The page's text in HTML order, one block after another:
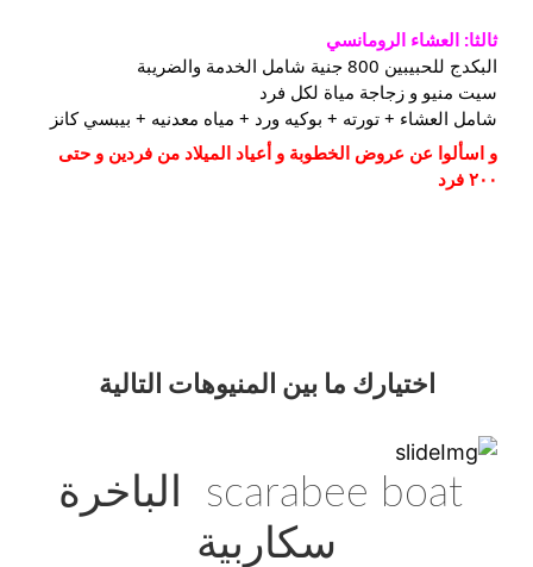
ثالثا: العشاء الرومانسي
البكدج للحبيبين 800 جنية شامل الخدمة والضريبة
سيت منيو و زجاجة مياة لكل فرد
شامل العشاء⁦⁩ + تورته + بوكيه ورد + مياه معدنيه + بيبسي كانز
٢٠٠ فرد
اختيارك ما بين المنيوهات التالية
scarabee boat الباخرة
سكاربية